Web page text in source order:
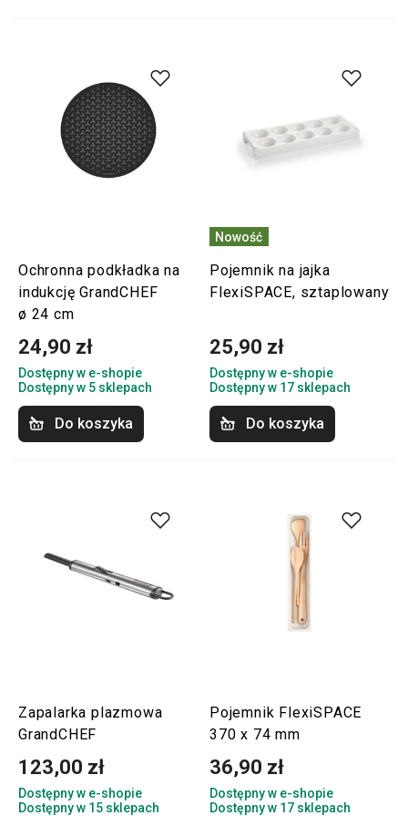
Ochronna podkładka na
indukcję GrandCHEF
ø 24 cm
24,90 zł
Dostępny w e-shopie
Dostępny w 5 sklepach
Do koszyka
Nowość
Pojemnik na jajka
FlexiSPACE, sztaplowany
25,90 zł
Dostępny w e-shopie
Dostępny w 17 sklepach
Do koszyka
Zapalarka plazmowa
GrandCHEF
123,00 zł
Dostępny w e-shopie
Dostępny w 15 sklepach
Pojemnik FlexiSPACE
370 x 74 mm
36,90 zł
Dostępny w e-shopie
Dostępny w 17 sklepach